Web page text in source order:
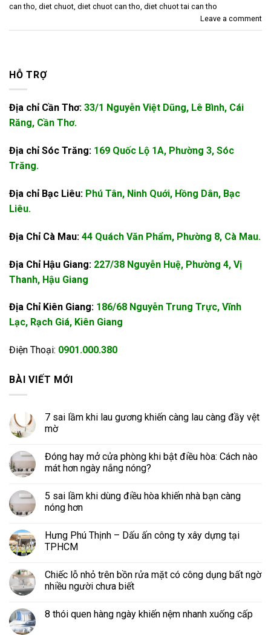
can tho, diet chuot, diet chuot can tho, diet chuot tai can tho
Leave a comment
HỖ TRỢ
Địa chỉ Cần Thơ: 33/1 Nguyễn Việt Dũng, Lê Bình, Cái
Răng, Cần Thơ.
Địa chỉ Sóc Trăng: 169 Quốc Lộ 1A, Phường 3, Sóc
Trăng.
Địa chỉ Bạc Liêu: Phú Tân, Ninh Quới, Hồng Dân, Bạc
Liêu.
Địa Chỉ Cà Mau: 44 Quách Văn Phẩm, Phường 8, Cà Mau.
Địa Chỉ Hậu Giang: 227/38 Nguyễn Huệ, Phường 4, Vị
Thanh, Hậu Giang
Địa Chỉ Kiên Giang: 186/68 Nguyễn Trung Trực, Vĩnh
Lạc, Rạch Giá, Kiên Giang
Điện Thoại: 0901.000.380
BÀI VIẾT MỚI
7 sai lầm khi lau gương khiến càng lau càng đầy vệt
mờ
Đóng hay mở cửa phòng khi bật điều hòa: Cách nào
mát hơn ngày nắng nóng?
5 sai lầm khi dùng điều hòa khiến nhà bạn càng
nóng hơn
Hưng Phú Thịnh – Dấu ấn công ty xây dựng tại
TPHCM
Chiếc lỗ nhỏ trên bồn rửa mặt có công dụng bất ngờ
nhiều người chưa biết
8 thói quen hàng ngày khiến nệm nhanh xuống cấp